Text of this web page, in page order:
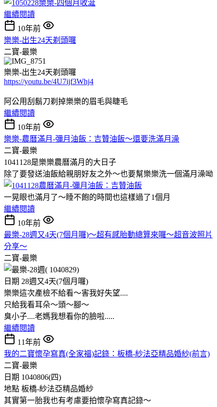
繼續閱讀
10年前
樂樂-出生24天剃頭囉
二寶-最樂
樂樂-出生24天剃頭囉
https://youtu.be/4U7ijf3Whj4
阿公用刮鬍刀剃掉樂樂的眉毛與睫毛
繼續閱讀
10年前
樂樂-農曆滿月-彌月油飯：吉贊油飯～還要洗滿月澡
二寶-最樂
1041128是樂樂農曆滿月的大日子
除了要發送油飯給親朋好友之外～也要幫樂樂洗一個滿月澡呦
一晃眼也滿月了～睡不飽的時間也這樣過了1個月
繼續閱讀
10年前
最樂-28週又4天(7個月囉)～超有感胎動總算來囉～超音波照片
分享～
二寶-最樂
日期 28週又4天(7個月囉)
樂樂這次產檢不給看～害我好失望....
只給我看耳朵～頭～腳～
臭小子....老媽我想看你的臉啦.....
繼續閱讀
11年前
我的二寶懷孕寫真(全家福)記錄：板橋-紗法亞精品婚紗(前言)
二寶-最樂
日期 1040806(四)
地點 板橋-紗法亞精品婚紗
其實第一胎我也有考慮要拍懷孕寫真記錄～